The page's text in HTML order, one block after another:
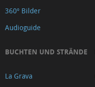
360º Bilder
Audioguide
BUCHTEN UND STRÄNDE
La Grava